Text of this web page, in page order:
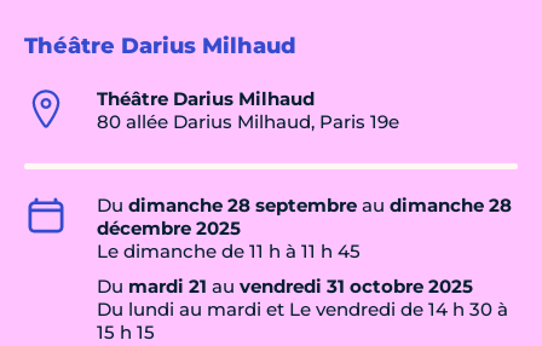
Théâtre Darius Milhaud
Théâtre Darius Milhaud
80 allée Darius Milhaud, Paris 19e
Du dimanche 28 septembre au dimanche 28
décembre 2025
Le dimanche de 11 h à 11 h 45
Du mardi 21 au vendredi 31 octobre 2025
Du lundi au mardi et Le vendredi de 14 h 30 à
15 h 15